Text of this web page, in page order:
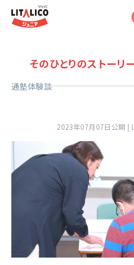
教室を探す
成長事例
入会までの流れ
お役立ちコラム
そのひとりのストーリ
通塾体験談
2023年07月07日公開 |